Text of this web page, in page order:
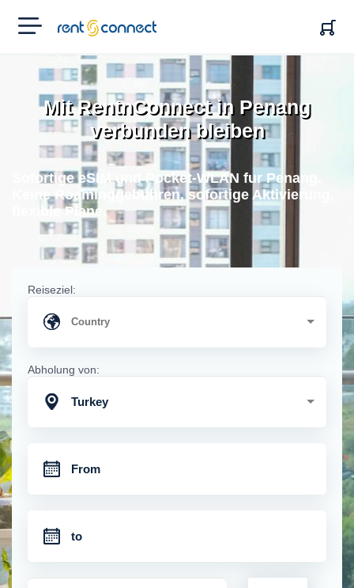
RENT'N
CONNECT
Mit RentnConnect in Penang
verbunden bleiben
Sofortige eSIM und Pocket-WLAN fur Penang.
Keine Roaminggebuhren, sofortige Aktivierung,
flexible Plane.
Reiseziel:
Abholung von:
Turkey